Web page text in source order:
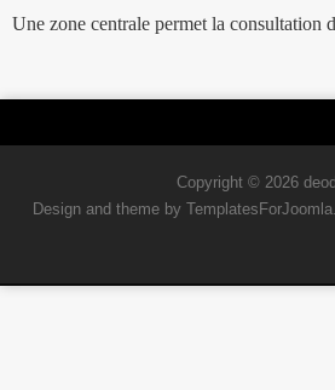
Une zone centrale permet la consultation
Copyright © 2026
Design and theme by